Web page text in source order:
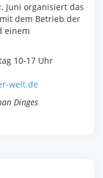
Juni organisiert das
dem Betrieb der
einem
10-17 Uhr
welt.de
Dinges